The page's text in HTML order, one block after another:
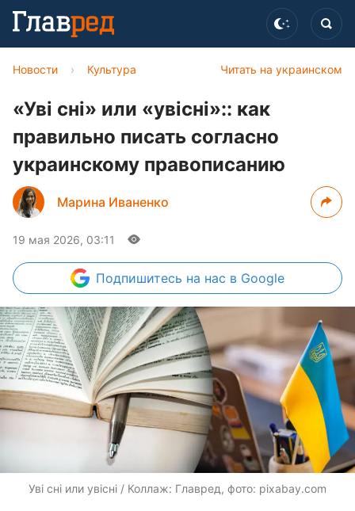
Читать на украинском
Новости › Культура
«Уві сні» или «увісні»:: как
правильно писать согласно
украинскому правописанию
Марина Иваненко
19 мая 2026, 03:11
Подпишитесь на нас в Google
Уві сні или увісні / Коллаж: Главред, фото: pixabay.com